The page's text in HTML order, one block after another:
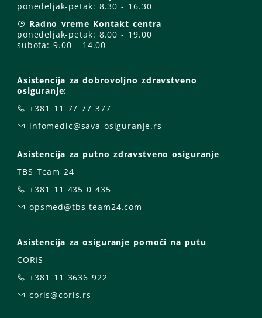
ponedeljak-petak: 8.30 - 16.30
Radno vreme Kontakt centra
ponedeljak-petak: 8.00 - 19.00
subota: 9.00 - 14.00
Asistencija za dobrovoljno zdravstveno
osiguranje:
+381 11 77 77 377
infomedic@sava-osiguranje.rs
Asistencija za putno zdravstveno osiguranje
TBS Team 24
+381 11 435 0 435
opsmed@tbs-team24.com
Asistencija za osiguranje pomoći na putu
CORIS
+381 11 3636 922
coris@coris.rs